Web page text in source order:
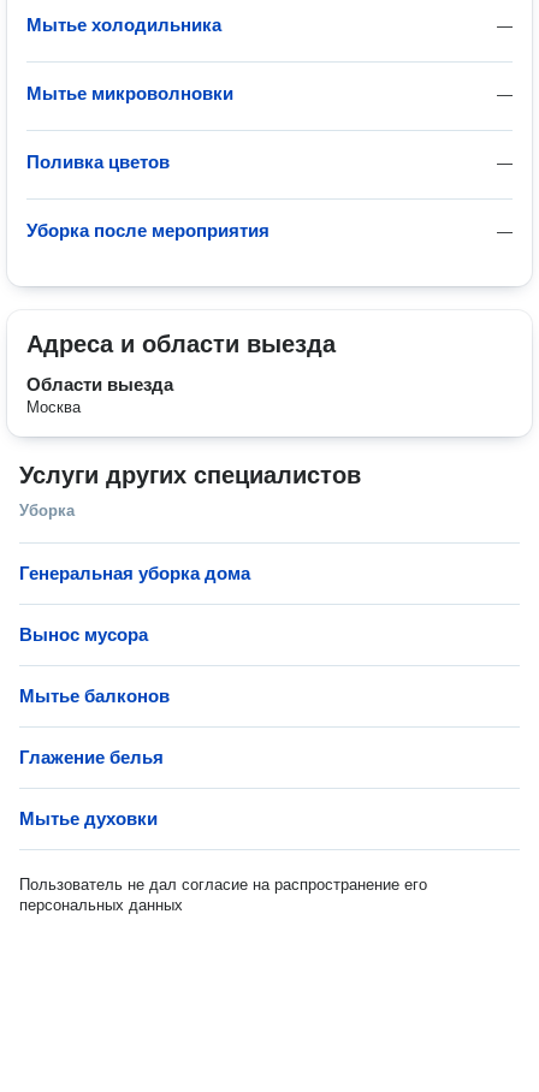
—
Мытье холодильника
—
Мытье микроволновки
—
Поливка цветов
—
Уборка после мероприятия
Адреса и области выезда
Области выезда
Москва
Услуги других специалистов
Уборка
Генеральная уборка дома
Вынос мусора
Мытье балконов
Глажение белья
Мытье духовки
Пользователь не дал согласие на распространение его
персональных данных